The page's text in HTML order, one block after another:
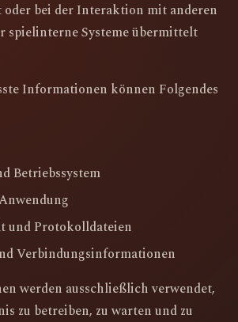
oder bei der Interaktion mit anderen
spielinterne Systeme übermittelt
Informationen können Folgendes
Betriebssystem
und Protokolldateien
Verbindungsinformationen
werden ausschließlich verwendet,
zu betreiben, zu warten und zu